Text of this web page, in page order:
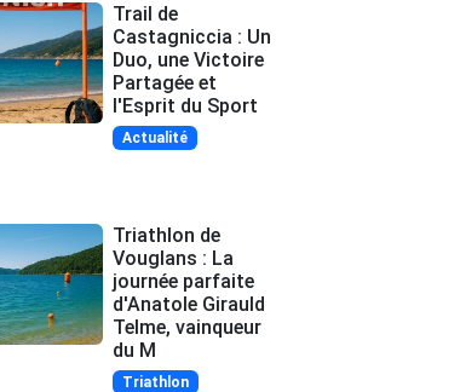
Trail de
Castagniccia : Un
Duo, une Victoire
Partagée et
l'Esprit du Sport
Actualité
Triathlon de
Vouglans : La
journée parfaite
d'Anatole Girauld
Telme, vainqueur
du M
Triathlon